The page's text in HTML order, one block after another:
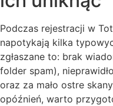
Podczas rejestracji w
napotykają kilka
zgłaszane to: brak
folder spam),
oraz za mało ostre
opóźnień, warto